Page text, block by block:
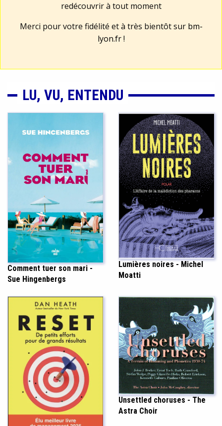
redécouvrir à tout moment
Merci pour votre fidélité et à très bientôt sur bm-
lyon.fr!
LU, VU, ENTENDU
Comment tuer son mari -
Sue Hingenbergs
Lumières noires - Michel
Moatti
Unsettled choruses - The
Astra Choir